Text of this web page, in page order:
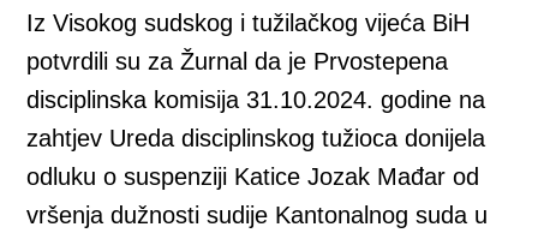
Iz Visokog sudskog i tužilačkog vijeća BiH
potvrdili su za Žurnal da je Prvostepena
disciplinska komisija 31.10.2024. godine na
zahtjev Ureda disciplinskog tužioca donijela
odluku o suspenziji Katice Jozak Mađar od
vršenja dužnosti sudije Kantonalnog suda u